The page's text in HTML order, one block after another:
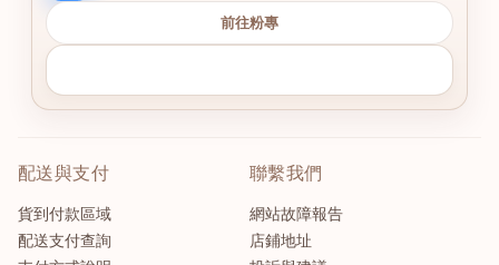
前往粉專
配送與支付
貨到付款區域
配送支付查詢
聯繫我們
網站故障報告
店鋪地址